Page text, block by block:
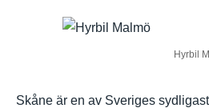
Hyrbil
Skåne är en av Sveriges